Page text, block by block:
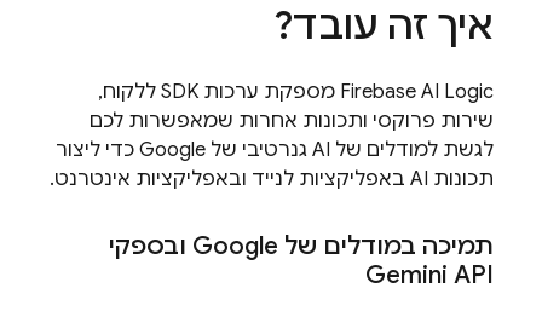
איך זה עובד?
Firebase AI Logic
מספקת ערכות SDK ללקוח,
שירות פרוקסי ותכונות אחרות שמאפשרות לכם
לגשת למודלים של AI גנרטיבי של Google כדי ליצור
תכונות AI באפליקציות לנייד ובאפליקציות אינטרנט.
תמיכה במודלים של Google ובספקי
Gemini API